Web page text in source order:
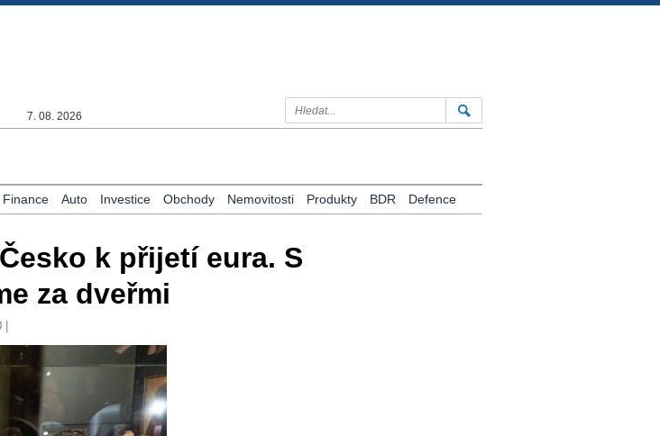
7. 08. 2026
Finance Auto Investice Obchody Nemovitosti Produkty BDR Defence
k přijetí eura. S
za dveřmi